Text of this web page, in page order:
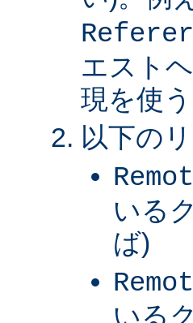
Referer
エスト
現を使
以下の
いる
ば)
いる